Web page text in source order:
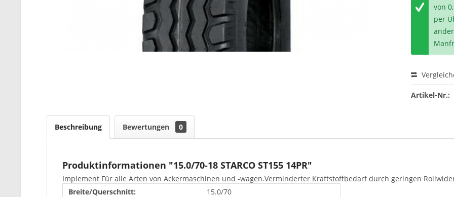
von
per
Artikel-Nr.:
Beschreibung Bewertungen 0
Produktinformationen "15.0/70-18 STARCO ST155 14PR"
Implement Für alle Arten von Ackermaschinen und -wagen.Verminderter Kraftstoffbedarf durch geringen
Breite/Querschnitt:
15.0/70